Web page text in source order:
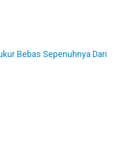
Bebas Sepenuhnya Dari